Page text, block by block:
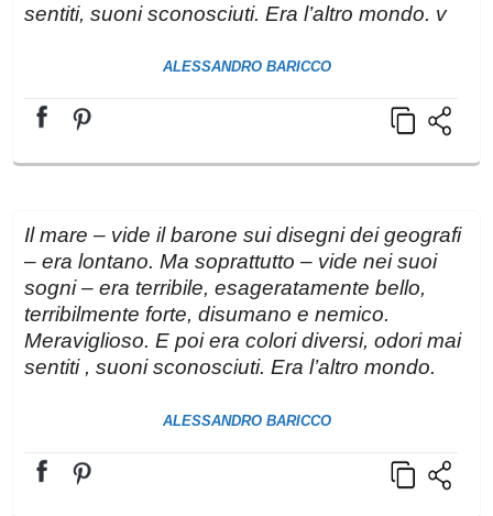
sentiti, suoni sconosciuti. Era l’altro mondo. v
ALESSANDRO BARICCO
Il mare – vide il barone sui disegni dei geografi
– era lontano. Ma soprattutto – vide nei suoi
sogni – era terribile, esageratamente bello,
terribilmente forte, disumano e nemico.
Meraviglioso. E poi era colori diversi, odori mai
sentiti , suoni sconosciuti. Era l’altro mondo.
ALESSANDRO BARICCO